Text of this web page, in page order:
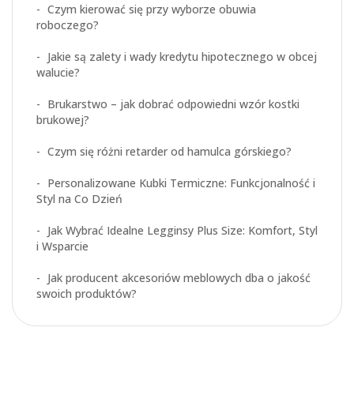
Czym kierować się przy wyborze obuwia
roboczego?
Jakie są zalety i wady kredytu hipotecznego w obcej
walucie?
Brukarstwo – jak dobrać odpowiedni wzór kostki
brukowej?
Czym się różni retarder od hamulca górskiego?
Personalizowane Kubki Termiczne: Funkcjonalność i
Styl na Co Dzień
Jak Wybrać Idealne Legginsy Plus Size: Komfort, Styl
i Wsparcie
Jak producent akcesoriów meblowych dba o jakość
swoich produktów?